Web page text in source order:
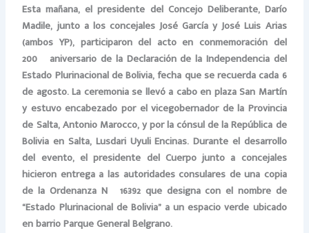
Esta mañana, el presidente del Concejo Deliberante, Darío
Madile, junto a los concejales José García y José Luis Arias
(ambos YP), participaron del acto en conmemoración del
200º aniversario de la Declaración de la Independencia del
Estado Plurinacional de Bolivia, fecha que se recuerda cada 6
de agosto. La ceremonia se llevó a cabo en plaza San Martín
y estuvo encabezado por el vicegobernador de la Provincia
de Salta, Antonio Marocco, y por la cónsul de la República de
Bolivia en Salta, Lusdari Uyuli Encinas. Durante el desarrollo
del evento, el presidente del Cuerpo junto a concejales
hicieron entrega a las autoridades consulares de una copia
de la Ordenanza Nº 16392 que designa con el nombre de
“Estado Plurinacional de Bolivia” a un espacio verde ubicado
en barrio Parque General Belgrano.